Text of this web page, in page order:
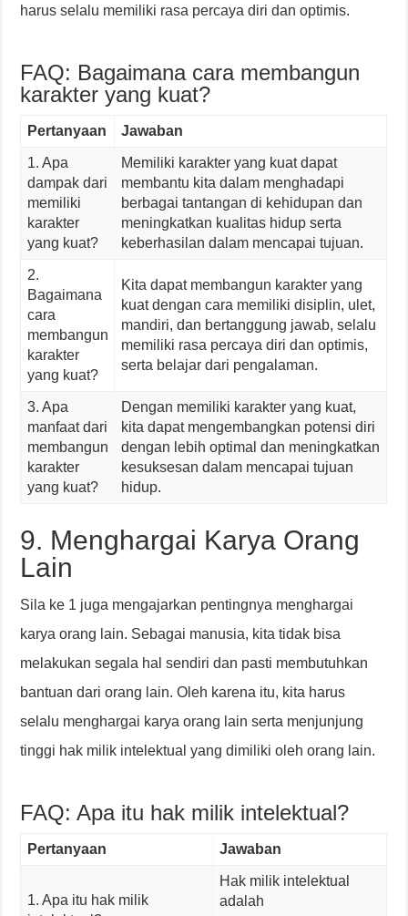
harus selalu memiliki rasa percaya diri dan optimis.
FAQ: Bagaimana cara membangun
karakter yang kuat?
Pertanyaan Jawaban
1. Apa
dampak dari
memiliki
karakter
yang kuat?
Memiliki karakter yang kuat dapat
membantu kita dalam menghadapi
berbagai tantangan di kehidupan dan
meningkatkan kualitas hidup serta
keberhasilan dalam mencapai tujuan.
2.
Bagaimana
cara
membangun
karakter
yang kuat?
Kita dapat membangun karakter yang
kuat dengan cara memiliki disiplin, ulet,
mandiri, dan bertanggung jawab, selalu
memiliki rasa percaya diri dan optimis,
serta belajar dari pengalaman.
3. Apa
manfaat dari
membangun
karakter
yang kuat?
Dengan memiliki karakter yang kuat,
kita dapat mengembangkan potensi diri
dengan lebih optimal dan meningkatkan
kesuksesan dalam mencapai tujuan
hidup.
9. Menghargai Karya Orang
Lain
Sila ke 1 juga mengajarkan pentingnya menghargai
karya orang lain. Sebagai manusia, kita tidak bisa
melakukan segala hal sendiri dan pasti membutuhkan
bantuan dari orang lain. Oleh karena itu, kita harus
selalu menghargai karya orang lain serta menjunjung
tinggi hak milik intelektual yang dimiliki oleh orang lain.
FAQ: Apa itu hak milik intelektual?
Pertanyaan Jawaban
1. Apa itu hak milik
Hak milik intelektual
adalah